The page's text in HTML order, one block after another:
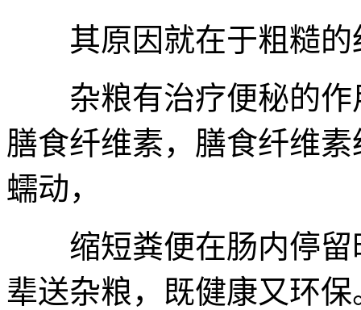
其原因就在于粗糙的
杂粮有治疗便秘的作
膳食纤维素，膳食纤维
蠕动，
缩短粪便在肠内停留
辈送杂粮，既健康又环